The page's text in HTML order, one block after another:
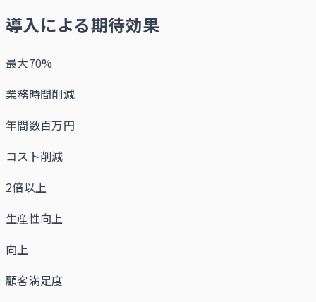
導入による期待効果
最大70%
業務時間削減
年間数百万円
コスト削減
2倍以上
生産性向上
向上
顧客満足度